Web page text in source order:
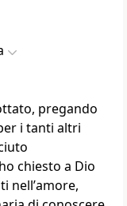
pregando
i tanti altri
chiesto a Dio
nellʼamore,